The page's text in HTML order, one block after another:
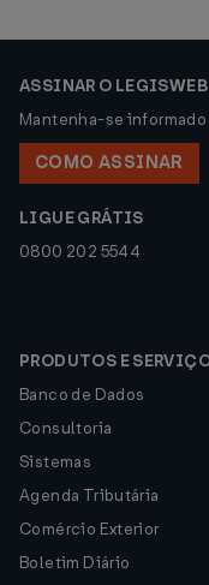
ASSINAR O LEGISWEB
Mantenha-se
COMO ASSINAR
LIGUE GRÁTIS
0800 202 5544
PRODUTOS E
Banco de Dados
Consultoria
Sistemas
Agenda Tributária
Comércio Exterior
Boletim Diário